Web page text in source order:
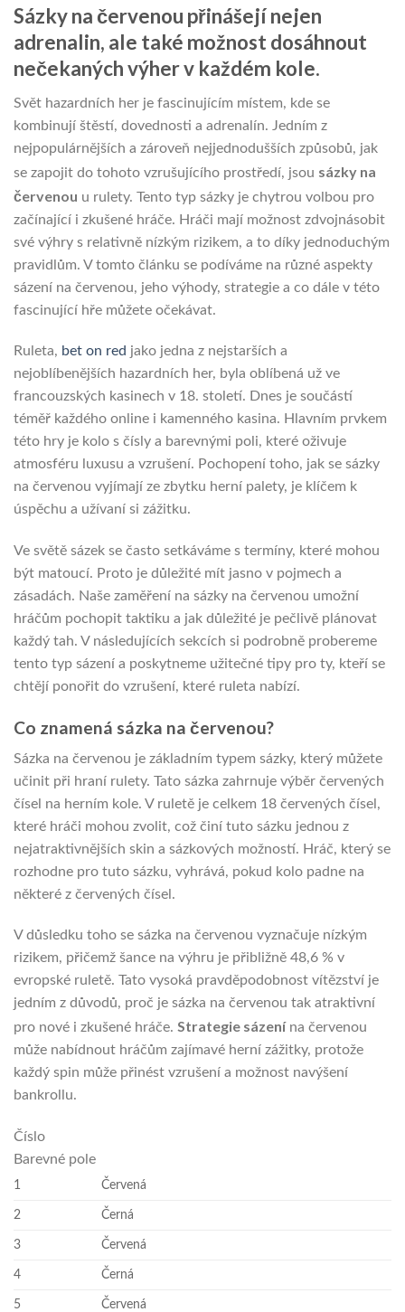
Sázky na červenou přinášejí nejen
adrenalin, ale také možnost dosáhnout
nečekaných výher v každém kole.
Svět hazardních her je fascinujícím místem, kde se
kombinují štěstí, dovednosti a adrenalín. Jedním z
nejpopulárnějších a zároveň nejjednodušších způsobů, jak
se zapojit do tohoto vzrušujícího prostředí, jsou sázky na
červenou u rulety. Tento typ sázky je chytrou volbou pro
začínající i zkušené hráče. Hráči mají možnost zdvojnásobit
své výhry s relativně nízkým rizikem, a to díky jednoduchým
pravidlům. V tomto článku se podíváme na různé aspekty
sázení na červenou, jeho výhody, strategie a co dále v této
fascinující hře můžete očekávat.
Ruleta, bet on red jako jedna z nejstarších a
nejoblíbenějších hazardních her, byla oblíbená už ve
francouzských kasinech v 18. století. Dnes je součástí
téměř každého online i kamenného kasina. Hlavním prvkem
této hry je kolo s čísly a barevnými poli, které oživuje
atmosféru luxusu a vzrušení. Pochopení toho, jak se sázky
na červenou vyjímají ze zbytku herní palety, je klíčem k
úspěchu a užívaní si zážitku.
Ve světě sázek se často setkáváme s termíny, které mohou
být matoucí. Proto je důležité mít jasno v pojmech a
zásadách. Naše zaměření na sázky na červenou umožní
hráčům pochopit taktiku a jak důležité je pečlivě plánovat
každý tah. V následujících sekcích si podrobně probereme
tento typ sázení a poskytneme užitečné tipy pro ty, kteří se
chtějí ponořit do vzrušení, které ruleta nabízí.
Co znamená sázka na červenou?
Sázka na červenou je základním typem sázky, který můžete
učinit při hraní rulety. Tato sázka zahrnuje výběr červených
čísel na herním kole. V ruletě je celkem 18 červených čísel,
které hráči mohou zvolit, což činí tuto sázku jednou z
nejatraktivnějších skin a sázkových možností. Hráč, který se
rozhodne pro tuto sázku, vyhrává, pokud kolo padne na
některé z červených čísel.
V důsledku toho se sázka na červenou vyznačuje nízkým
rizikem, přičemž šance na výhru je přibližně 48,6 % v
evropské ruletě. Tato vysoká pravděpodobnost vítězství je
jedním z důvodů, proč je sázka na červenou tak atraktivní
pro nové i zkušené hráče. Strategie sázenína červenou
může nabídnout hráčům zajímavé herní zážitky, protože
každý spin může přinést vzrušení a možnost navýšení
bankrollu.
Číslo
Barevné pole
1 Červená
2 Černá
3 Červená
4 Černá
5 Červená